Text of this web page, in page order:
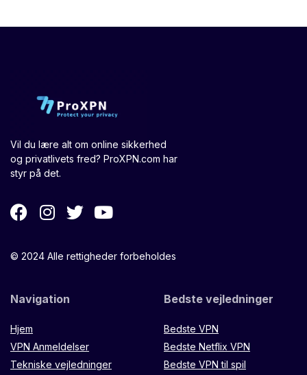
Vil du lære alt om online sikkerhed
og privatlivets fred? ProXPN.com har
styr på det.
© 2024 Alle rettigheder forbeholdes
Navigation
Hjem
VPN Anmeldelser
Tekniske vejledninger
Bedste vejledninger
Bedste VPN
Bedste Netflix VPN
Bedste VPN til spil